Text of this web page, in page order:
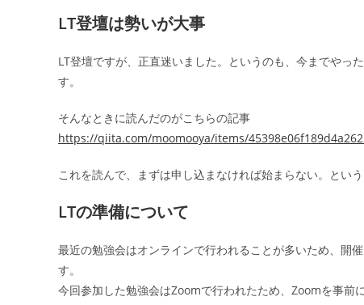
LT登壇は勢いが大事
LT登壇ですが、正直迷いました。というのも、今までやっ
す。
そんなときに読んだのがこちらの記事
https://qiita.com/moomooya/items/
これを読んで、まずは申し込まなければ始まらない。とい
LTの準備について
最近の勉強会はオンラインで行われることが多いため、開
す。
今回参加した勉強会はZoomで行われたため、Zoomを事前